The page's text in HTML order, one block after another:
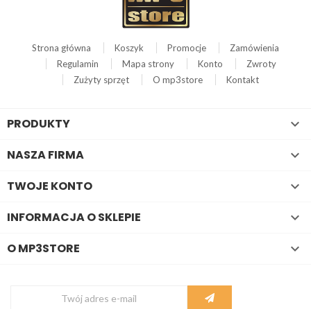
Strona główna Koszyk Promocje
Zamówienia
Regulamin
Mapa strony Konto
Zwroty
Zużyty sprzęt
O mp3store Kontakt
PRODUKTY 
NASZA FIRMA 
TWOJE KONTO 
INFORMACJA O SKLEPIE 
O MP3STORE 